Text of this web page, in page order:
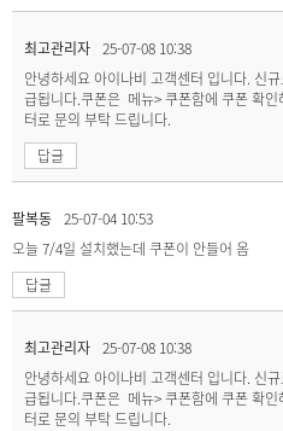
최고관리자 25-07-08 10:38
안녕하세요 아이나비 고객센터 입니다. 신
급됩니다.쿠폰은 메뉴> 쿠폰함에 쿠폰 확
터로 문의 부탁 드립니다.
답글
팔복동 25-07-04 10:53
오늘 7/4일 설치했는데 쿠폰이 안들어 옴
답글
최고관리자 25-07-08 10:38
안녕하세요 아이나비 고객센터 입니다. 신
급됩니다.쿠폰은 메뉴> 쿠폰함에 쿠폰 확
터로 문의 부탁 드립니다.